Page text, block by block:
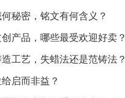
秘密，铭文有何含义？
产品，哪些最受欢迎好卖？
工艺，失蜡法还是范铸法？
启而非益？